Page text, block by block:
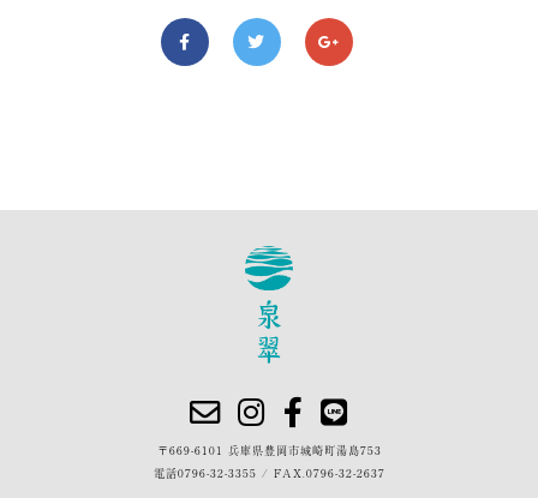
〒669-6101 兵庫県豊岡市城崎町湯島753
電話0796-32-3355 / FAX.0796-32-2637